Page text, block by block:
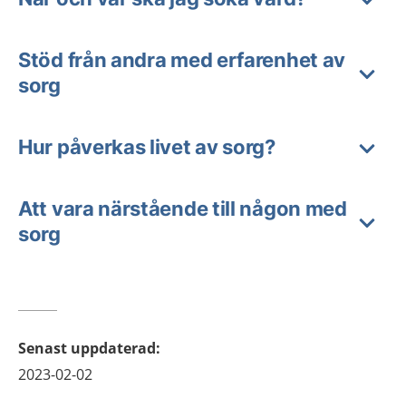
Stöd från andra med erfarenhet av
sorg
Hur påverkas livet av sorg?
Att vara närstående till någon med
sorg
Senast uppdaterad:
2023-02-02